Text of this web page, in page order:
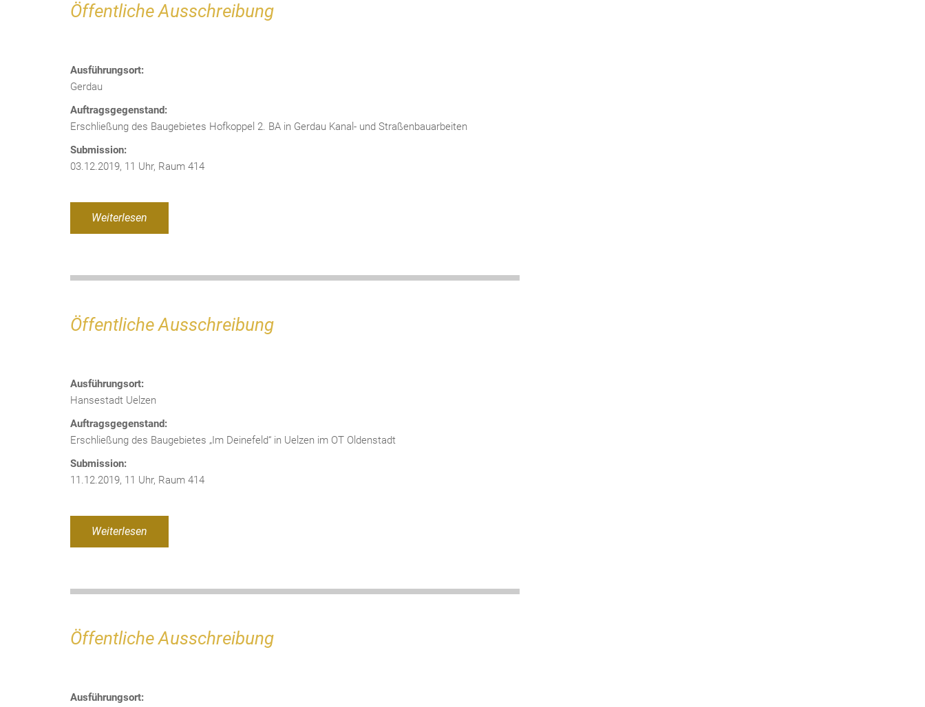
Öffentliche Ausschreibung
Ausführungsort:
Gerdau
Auftragsgegenstand:
Erschließung des Baugebietes Hofkoppel 2. BA in Gerdau Kanal- und Straßenbauarbeiten
Submission:
03.12.2019, 11 Uhr, Raum 414
Weiterlesen
Öffentliche Ausschreibung
Ausführungsort:
Hansestadt Uelzen
Auftragsgegenstand:
Erschließung des Baugebietes „Im Deinefeld“ in Uelzen im OT Oldenstadt
Submission:
11.12.2019, 11 Uhr, Raum 414
Weiterlesen
Öffentliche Ausschreibung
Ausführungsort: